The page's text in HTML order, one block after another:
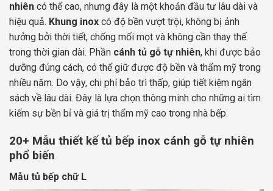
nhiên có thể cao, nhưng đây là một khoản đầu tư lâu dài và
hiệu quả. Khung inox có độ bền vượt trội, không bị ảnh
hưởng bởi thời tiết, chống mối mọt và không cần thay thế
trong thời gian dài. Phần cánh tủ gỗ tự nhiên, khi được bảo
dưỡng đúng cách, có thể giữ được độ bền và thẩm mỹ trong
nhiều năm. Do vậy, chi phí bảo trì thấp, giúp tiết kiệm ngân
sách về lâu dài. Đây là lựa chọn thông minh cho những ai tìm
kiếm sự bền bỉ và giá trị thẩm mỹ cao trong nhà bếp.
20+ Mẫu thiết kế tủ bếp inox cánh gỗ tự nhiên
phổ biến
Mẫu tủ bếp chữ L